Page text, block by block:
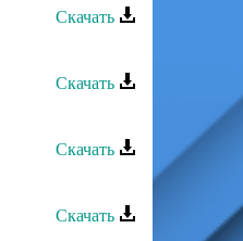
Скачать
Скачать
Скачать
Скачать